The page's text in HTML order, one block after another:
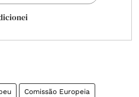
Comissão Europeia